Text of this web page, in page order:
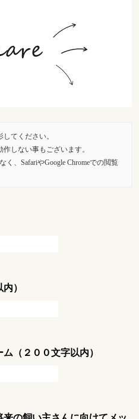
てください。
しない事もございます。
、SafariやGoogle Chromeでの閲覧
）
（２００文字以内）